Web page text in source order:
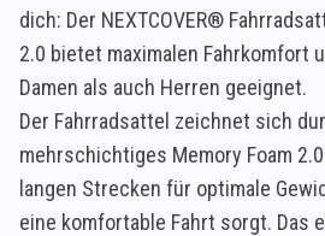
dich: Der NEXTCOVER®
2.0 bietet maximalen Fahrkomfort
Damen als auch Herren geeignet.
Der Fahrradsattel zeichnet sich
mehrschichtiges Memory Foam
langen Strecken für optimale
eine komfortable Fahrt sorgt. Das